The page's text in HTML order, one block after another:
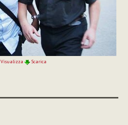
Visualizza Scarica